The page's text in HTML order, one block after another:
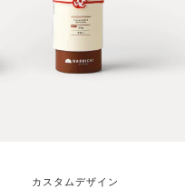
カスタムデザイン